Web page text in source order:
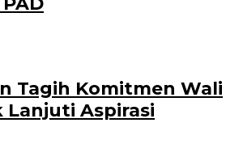
Tagih Komitmen Wali
Lanjuti Aspirasi